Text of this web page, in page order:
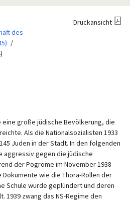
des
Druckansicht
große jüdische Bevölkerung, die
Als die Nationalsozialisten 1933
Juden in der Stadt. In den folgenden
aggressiv gegen die jüdische
der Pogrome im November 1938
wie die Thora-Rollen der
Schule wurde geplündert und deren
1939 zwang das NS-Regime den